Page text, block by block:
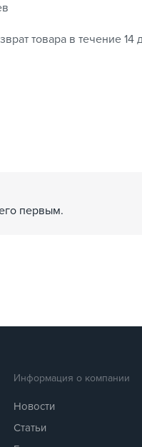
товара в течение 14
первым.
Информация о компании
Новости
Статьи